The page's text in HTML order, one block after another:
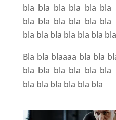
bla bla bla bla bla
bla bla bla bla bla
bla bla bla bla bla bla bla
Bla bla blaaaa bla bla
bla bla bla bla bla
bla bla bla bla bla bla